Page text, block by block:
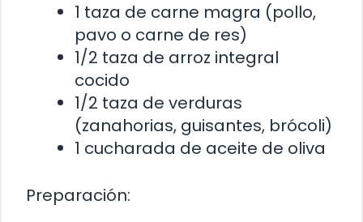
1 taza de carne magra (pollo,
pavo o carne de res)
1/2 taza de arroz integral
cocido
1/2 taza de verduras
(zanahorias, guisantes, brócoli)
1 cucharada de aceite de oliva
Preparación: